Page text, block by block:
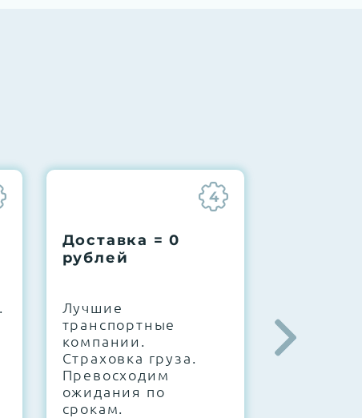
всех подсистем
4
Доставка = 0
рублей
Лучшие
транспортные
компании.
Страховка груза.
Превосходим
ожидания по
срокам.
штате.
10000+